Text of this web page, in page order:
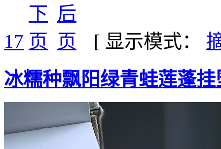
17 [ 显示模式：
冰糯种飘阳绿青蛙莲蓬挂